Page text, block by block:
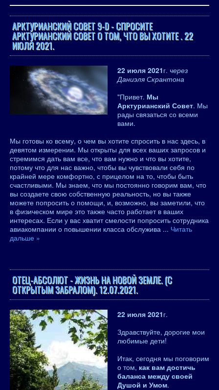
АРКТУРИАНСКИЙ СОВЕТ 9-D - СПРОСИТЕ
АРКТУРИАНСКИЙ СОВЕТ О ТОМ, ЧТО ВЫ ХОТИТЕ . 22
ИЮЛЯ 2021.
22 июля 2021г. через
Даниэля Скрантона
"Привет. Мы
Арктурианский Совет. Мы
рады связаться со всеми
вами.
Мы готовы ко всему, о чем вы хотите спросить в нас здесь, в
девятом измерении. Мы открыты для всех ваших запросов и
стремимся дать вам все, что вам нужно и что вы хотите,
потому что для нас важно, чтобы вы чувствовали себя по
крайней мере комфортно, с прицелом на то, чтобы быть
счастливыми. Мы знаем, что мы постоянно говорим вам, что
вы создаете свою собственную реальность, но вы также
можете попросить о помощи, и, возможно, вы заметили, что
в физическом мире это также часто работает в ваших
интересах. Если у вас хватит смелости попросить сотрудника
авиакомпании о повышении класса обслужива ... Читать
дальше »
ОТЕЦ-АБСОЛЮТ - ЖИЗНЬ НА НОВОЙ ЗЕМЛЕ. (С
ОТКРЫТЫМ ЗАБРАЛОМ). 12.07.2021.
22 июля 2021г.
Здравствуйте, дорогие мои
любимые дети!
Итак, сегодня мы поговорим
о том, как вам достичь
баланса между своей
Душой и Умом.